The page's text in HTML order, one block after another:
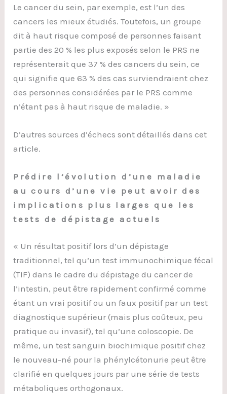
Le cancer du sein, par exemple, est l’un des
cancers les mieux étudiés. Toutefois, un groupe
dit à haut risque composé de personnes faisant
partie des 20 % les plus exposés selon le PRS ne
représenterait que 37 % des cancers du sein, ce
qui signifie que 63 % des cas surviendraient chez
des personnes considérées par le PRS comme
n’étant pas à haut risque de maladie. »
D’autres sources d’échecs sont détaillés dans cet
article.
Prédire l’évolution d’une maladie
au cours d’une vie peut avoir des
implications plus larges que les
tests de dépistage actuels
« Un résultat positif lors d’un dépistage
traditionnel, tel qu’un test immunochimique fécal
(TIF) dans le cadre du dépistage du cancer de
l’intestin, peut être rapidement confirmé comme
étant un vrai positif ou un faux positif par un test
diagnostique supérieur (mais plus coûteux, peu
pratique ou invasif), tel qu’une coloscopie. De
même, un test sanguin biochimique positif chez
le nouveau-né pour la phénylcétonurie peut être
clarifié en quelques jours par une série de tests
métaboliques orthogonaux.